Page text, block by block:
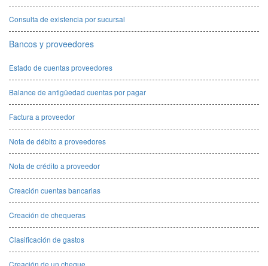
Consulta de existencia por sucursal
Bancos y proveedores
Estado de cuentas proveedores
Balance de antigüedad cuentas por pagar
Factura a proveedor
Nota de débito a proveedores
Nota de crédito a proveedor
Creación cuentas bancarias
Creación de chequeras
Clasificación de gastos
Creación de un cheque